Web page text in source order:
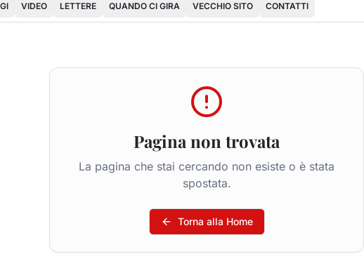
VIDEO LETTERE QUANDO CI GIRA VECCHIO SITO CONTATTI
Pagina non trovata
La pagina che stai cercando non esiste o è stata
spostata.
Torna alla Home